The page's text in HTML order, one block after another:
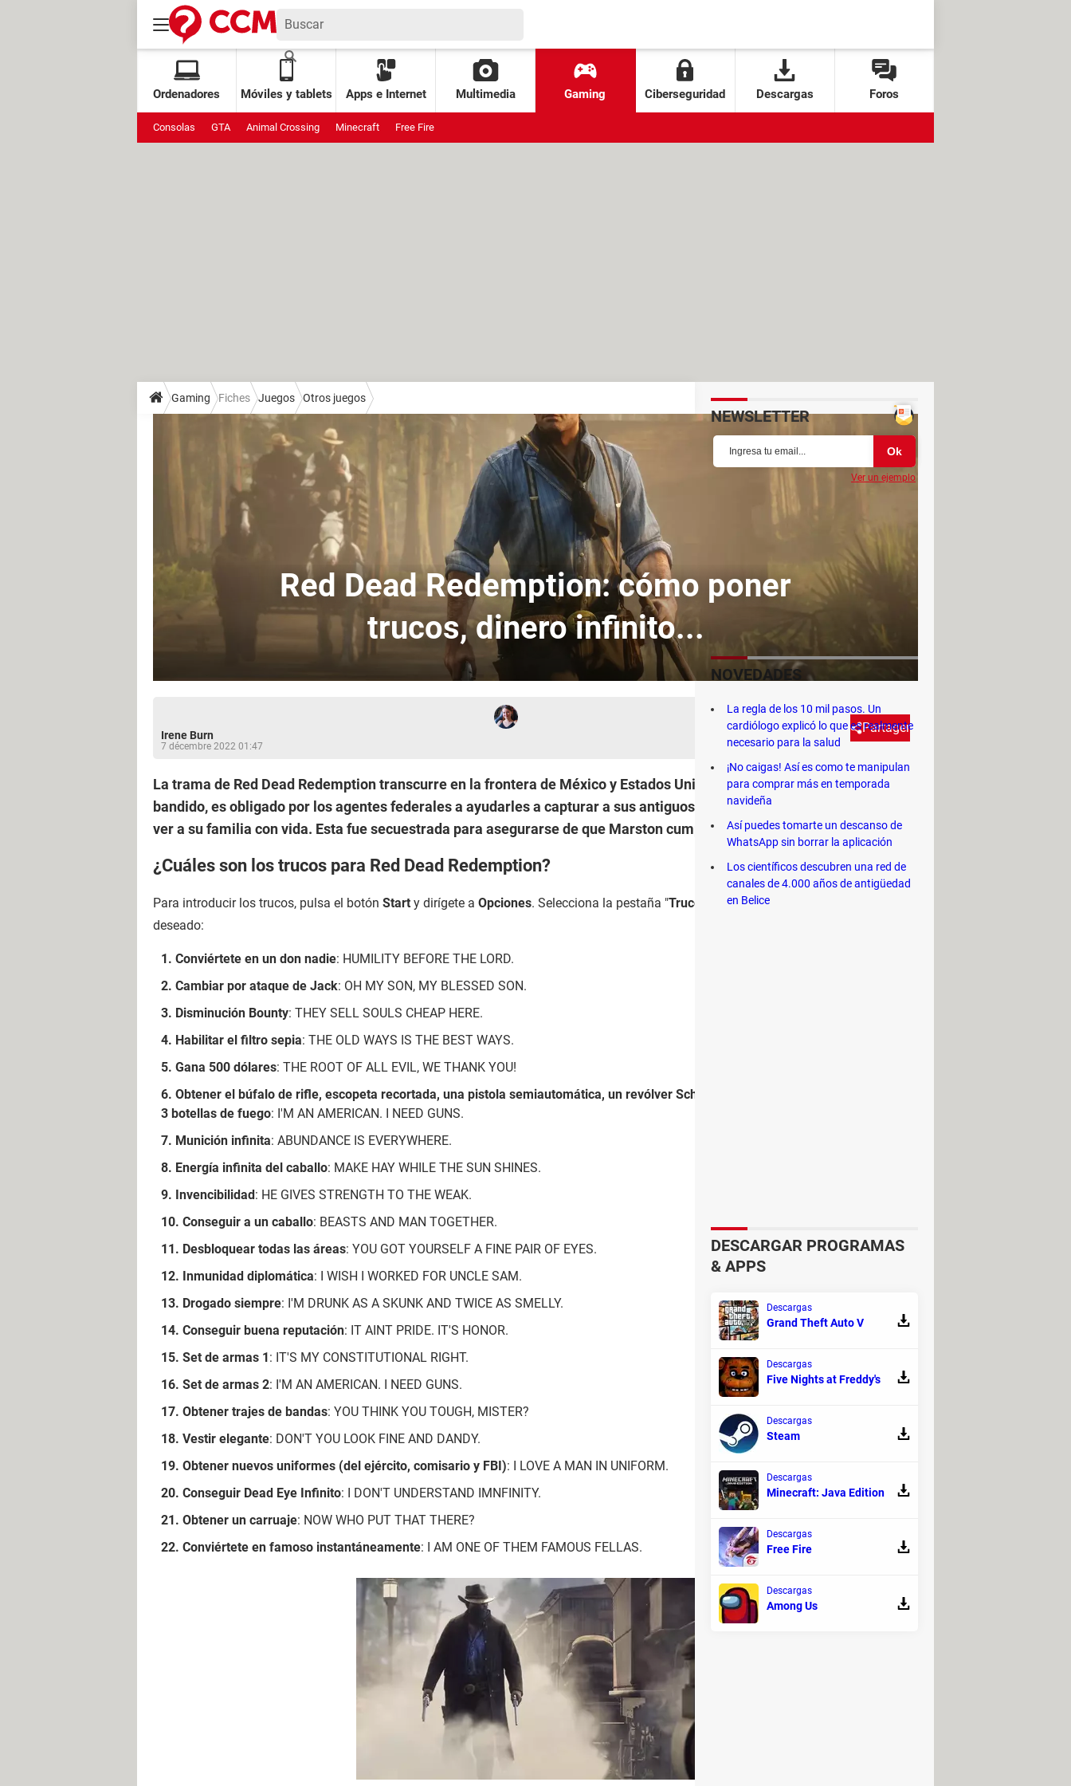
Ordenadores Móviles y tablets Apps e Internet Multimedia Gaming Ciberseguridad Descargas Foros
Consolas GTA Animal Crossing Minecraft Free Fire
Gaming Fiches Juegos Otros juegos
Red Dead Redemption: cómo poner
trucos, dinero infinito...
Irene Burn
7 décembre 2022 01:47
Partager
La trama de Red Dead Redemption transcurre en la frontera de México y Estados Unidos. John Marston, un antiguo
bandido, es obligado por los agentes federales a ayudarles a capturar a sus antiguos camaradas a cambio de volver a
ver a su familia con vida. Esta fue secuestrada para asegurarse de que Marston cumpliera con su misión.
¿Cuáles son los trucos para Red Dead Redemption?
Para introducir los trucos, pulsa el botón Start y dirígete a Opciones. Selecciona la pestaña "Trucos".
Finalmente, introduce el truco
deseado:
Conviértete en un don nadie: HUMILITY BEFORE THE LORD.
Cambiar por ataque de Jack: OH MY SON, MY BLESSED SON.
Disminución Bounty: THEY SELL SOULS CHEAP HERE.
Habilitar el filtro sepia: THE OLD WAYS IS THE BEST WAYS.
Gana 500 dólares: THE ROOT OF ALL EVIL, WE THANK YOU!
Obtener el búfalo de rifle, escopeta recortada, una pistola semiautomática, un revólver Schofield, repetidor Winchester y
3 botellas de fuego: I'M AN AMERICAN. I NEED GUNS.
Munición infinita: ABUNDANCE IS EVERYWHERE.
Energía infinita del caballo: MAKE HAY WHILE THE SUN SHINES.
Invencibilidad: HE GIVES STRENGTH TO THE WEAK.
Conseguir a un caballo: BEASTS AND MAN TOGETHER.
Desbloquear todas las áreas: YOU GOT YOURSELF A FINE PAIR OF EYES.
Inmunidad diplomática: I WISH I WORKED FOR UNCLE SAM.
Drogado siempre: I'M DRUNK AS A SKUNK AND TWICE AS SMELLY.
Conseguir buena reputación: IT AINT PRIDE. IT'S HONOR.
Set de armas 1: IT'S MY CONSTITUTIONAL RIGHT.
Set de armas 2: I'M AN AMERICAN. I NEED GUNS.
Obtener trajes de bandas: YOU THINK YOU TOUGH, MISTER?
Vestir elegante: DON'T YOU LOOK FINE AND DANDY.
Obtener nuevos uniformes (del ejército, comisario y FBI): I LOVE A MAN IN UNIFORM.
Conseguir Dead Eye Infinito: I DON'T UNDERSTAND IMNFINITY.
Obtener un carruaje: NOW WHO PUT THAT THERE?
Conviértete en famoso instantáneamente: I AM ONE OF THEM FAMOUS FELLAS.
NEWSLETTER
Ver un ejemplo
NOVEDADES
La regla de los 10 mil pasos. Un
cardiólogo explicó lo que es realmente
necesario para la salud
¡No caigas! Así es como te manipulan
para comprar más en temporada
navideña
Así puedes tomarte un descanso de
WhatsApp sin borrar la aplicación
Los científicos descubren una red de
canales de 4.000 años de antigüedad
en Belice
DESCARGAR PROGRAMAS
& APPS
Descargas
Grand Theft Auto V
Descargas
Five Nights at Freddy's
Descargas
Steam
Descargas
Minecraft: Java Edition
Descargas
Free Fire
Descargas
Among Us